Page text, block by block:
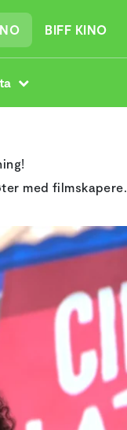
BIFF KINO
med filmskapere.